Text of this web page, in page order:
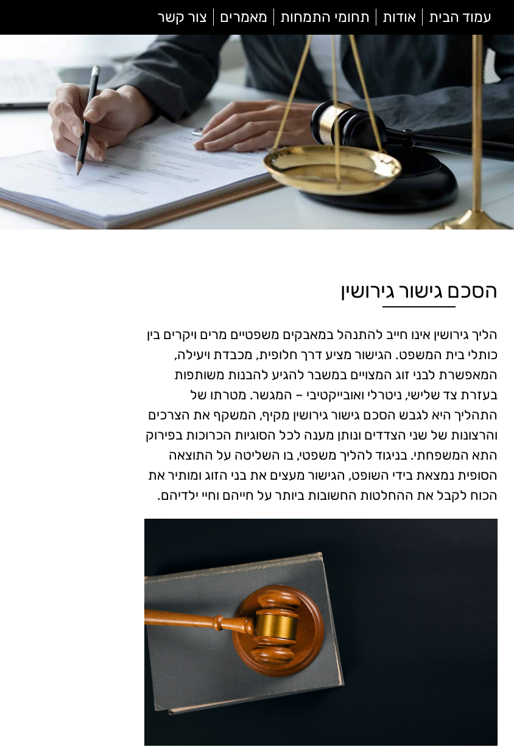
עמוד הבית אודות תחומי התמחות מאמרים צור קשר
הסכם גישור גירושין
הליך גירושין אינו חייב להתנהל במאבקים משפטיים מרים ויקרים בין
כותלי בית המשפט. הגישור מציע דרך חלופית, מכבדת ויעילה,
המאפשרת לבני זוג המצויים במשבר להגיע להבנות משותפות
בעזרת צד שלישי, ניטרלי ואובייקטיבי – המגשר. מטרתו של
התהליך היא לגבש הסכם גישור גירושין מקיף, המשקף את הצרכים
והרצונות של שני הצדדים ונותן מענה לכל הסוגיות הכרוכות בפירוק
התא המשפחתי. בניגוד להליך משפטי, בו השליטה על התוצאה
הסופית נמצאת בידי השופט, הגישור מעצים את בני הזוג ומותיר את
הכוח לקבל את ההחלטות החשובות ביותר על חייהם וחיי ילדיהם.